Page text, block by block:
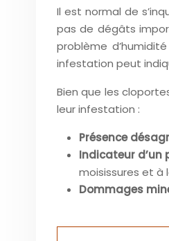
Il est normal de
pas de dégâts
problème
infestation peut
Bien que les
leur infestation :
Présence
Indicateur d’un
moisissures et à
Dommages